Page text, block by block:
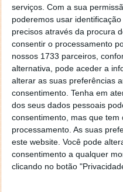
serviços. Com a sua
poderemos usar
precisos através da procura
consentir o processamento
nossos 1733 parceiros,
alternativa, pode aceder a
alterar as suas preferências
consentimento. Tenha em
dos seus dados pessoais
consentimento, mas que
processamento. As suas
este website. Você pode
consentimento a qualquer
clicando no botão
16 SET 2021 MOTORES/ENERGIA
Os drones estão a
aviação remota
diversos cenários. Dos
(VANT) de
equipados com mísseis
estratégicos, estão já
possíveis baixas. Agora,
drone de
um caça F-35.
Este tipo de